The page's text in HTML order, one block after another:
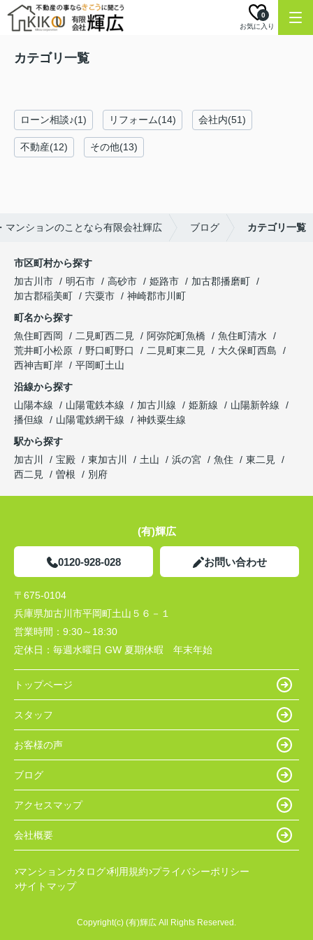
お気に入り
0
カテゴリ一覧
ローン相談♪(1) リフォーム(14) 会社内(51)
不動産(12) その他(13)
マンションのことなら有限会社輝広 ブログ カテゴリ一覧
市区町村から探す
加古川市
明石市 高砂市 姫路市
加古郡播磨町
加古郡稲美町
宍粟市
神崎郡市川町
町名から探す
魚住町西岡
二見町西二見 阿弥陀町魚橋
魚住町清水
荒井町小松原
野口町野口 二見町東二見
大久保町西島
西神吉町岸
平岡町土山
沿線から探す
山陽本線
山陽電鉄本線 加古川線 姫新線
山陽新幹線
播但線
山陽電鉄網干線
神鉄粟生線
駅から探す
加古川
宝殿 東加古川 土山 浜の宮 魚住
東二見
西二見
曽根 別府
(有)輝広
0120-928-028 お問い合わせ
〒675-0104
兵庫県加古川市平岡町土山５６－１
営業時間： 9:30～18:30
定休日： 毎週水曜日 GW 夏期休暇 年末年始
トップページ
スタッフ
お客様の声
ブログ
アクセスマップ
会社概要
マンションカタログ 利用規約 プライバシーポリシー
サイトマップ
Copyright(c) (有)輝広 All Rights Reserved.